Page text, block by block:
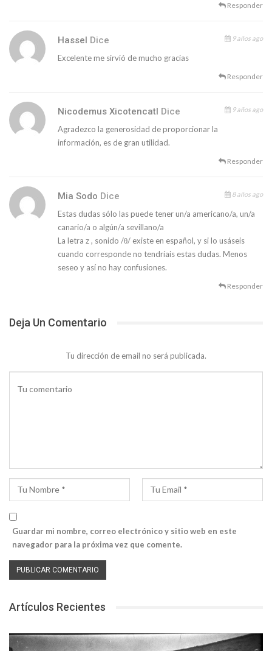
Responder
Hassel Dice 9 años ago
Excelente me sirvió de mucho gracias
Responder
Nicodemus Xicotencatl Dice 9 años ago
Agradezco la generosidad de proporcionar la
información, es de gran utilidad.
Responder
Mia Sodo Dice 8 años ago
Estas dudas sólo las puede tener un/a americano/a, un/a
canario/a o algún/a sevillano/a
La letra z , sonido /θ/ existe en español, y si lo usáseis
cuando corresponde no tendríais estas dudas. Menos
seseo y así no hay confusiones.
Responder
Deja Un Comentario
Tu dirección de email no será publicada.
Guardar mi nombre, correo electrónico y sitio web en este
navegador para la próxima vez que comente.
Artículos Recientes